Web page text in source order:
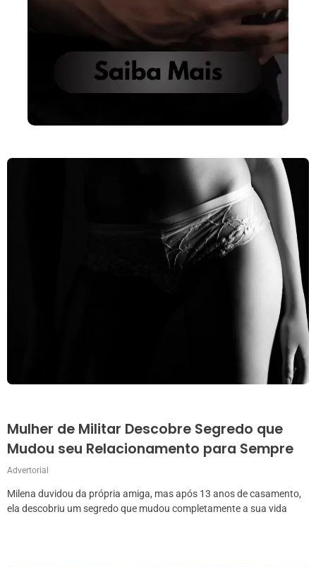
Mulher de Militar Descobre Segredo que
Mudou seu Relacionamento para Sempre
Advertorial
Milena duvidou da própria amiga, mas após 13 anos de casamento,
ela descobriu um segredo que mudou completamente a sua vida